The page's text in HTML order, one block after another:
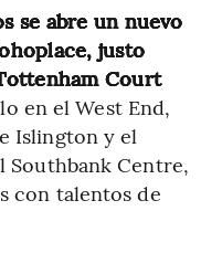
se abre un nuevo
justo
Court
en el West End,
Islington y el
Southbank Centre,
con talentos de